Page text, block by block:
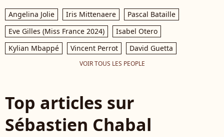
Angelina Jolie Iris Mittenaere
Pascal Bataille
Eve Gilles (Miss France 2024)
Isabel Otero
Kylian Mbappé
Vincent Perrot David Guetta
VOIR TOUS LES PEOPLE
Top articles sur
Sébastien Chabal